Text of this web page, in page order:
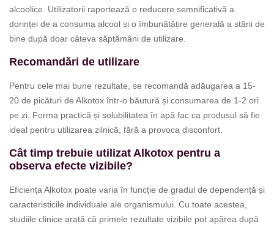
alcoolice. Utilizatorii raportează o reducere semnificativă a
dorinței de a consuma alcool și o îmbunătățire generală a stării de
bine după doar câteva săptămâni de utilizare.
Recomandări de utilizare
Pentru cele mai bune rezultate, se recomandă adăugarea a 15-
20 de picături de Alkotox într-o băutură și consumarea de 1-2 ori
pe zi. Forma practică și solubilitatea în apă fac ca produsul să fie
ideal pentru utilizarea zilnică, fără a provoca disconfort.
Cât timp trebuie utilizat Alkotox pentru a
observa efecte vizibile?
Eficiența Alkotox poate varia în funcție de gradul de dependență și
caracteristicile individuale ale organismului. Cu toate acestea,
studiile clinice arată că primele rezultate vizibile pot apărea după